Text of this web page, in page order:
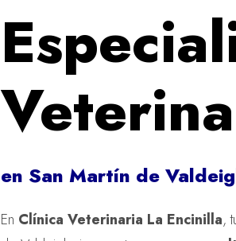
en San Martín de
En Clínica Veterinaria La Encinilla,